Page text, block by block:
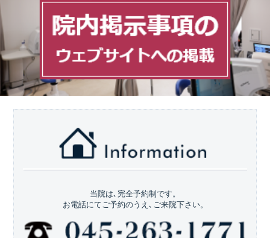
当院は､完全予約制です。
お電話にてご予約のうえ､ご来院下さい。